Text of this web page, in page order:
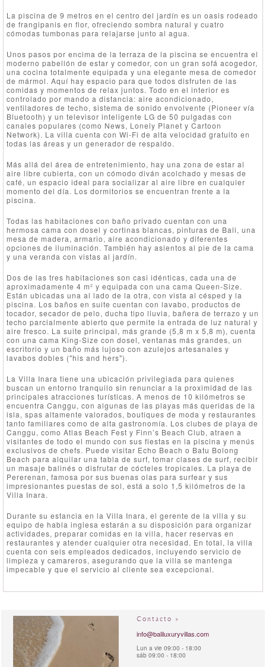
La piscina de 9 metros en el centro del jardín es un oasis rodeado
de frangipanis en flor, ofreciendo sombra natural y cuatro
cómodas tumbonas para relajarse junto al agua.
Unos pasos por encima de la terraza de la piscina se encuentra el
moderno pabellón de estar y comedor, con un gran sofá acogedor,
una cocina totalmente equipada y una elegante mesa de comedor
de mármol. Aquí hay espacio para que todos disfruten de las
comidas y momentos de relax juntos. Todo en el interior es
controlado por mando a distancia: aire acondicionado,
ventiladores de techo, sistema de sonido envolvente (Pioneer vía
Bluetooth) y un televisor inteligente LG de 50 pulgadas con
canales populares (como News, Lonely Planet y Cartoon
Network). La villa cuenta con Wi-Fi de alta velocidad gratuito en
todas las áreas y un generador de respaldo.
Más allá del área de entretenimiento, hay una zona de estar al
aire libre cubierta, con un cómodo diván acolchado y mesas de
café, un espacio ideal para socializar al aire libre en cualquier
momento del día. Los dormitorios se encuentran frente a la
piscina.
Todas las habitaciones con baño privado cuentan con una
hermosa cama con dosel y cortinas blancas, pinturas de Bali, una
mesa de madera, armario, aire acondicionado y diferentes
opciones de iluminación. También hay asientos al pie de la cama
y una veranda con vistas al jardín.
Dos de las tres habitaciones son casi idénticas, cada una de
aproximadamente 4 m² y equipada con una cama Queen-Size.
Están ubicadas una al lado de la otra, con vista al césped y la
piscina. Los baños en suite cuentan con lavabo, productos de
tocador, secador de pelo, ducha tipo lluvia, bañera de terrazo y un
techo parcialmente abierto que permite la entrada de luz natural y
aire fresco. La suite principal, más grande (5,8 m x 5,8 m), cuenta
con una cama King-Size con dosel, ventanas más grandes, un
escritorio y un baño más lujoso con azulejos artesanales y
lavabos dobles ("his and hers").
La Villa Inara tiene una ubicación privilegiada para quienes
buscan un entorno tranquilo sin renunciar a la proximidad de las
principales atracciones turísticas. A menos de 10 kilómetros se
encuentra Canggu, con algunas de las playas más queridas de la
isla, spas altamente valorados, boutiques de moda y restaurantes
tanto familiares como de alta gastronomía. Los clubes de playa de
Canggu, como Atlas Beach Fest y Finn’s Beach Club, atraen a
visitantes de todo el mundo con sus fiestas en la piscina y menús
exclusivos de chefs. Puede visitar Echo Beach o Batu Bolong
Beach para alquilar una tabla de surf, tomar clases de surf, recibir
un masaje balinés o disfrutar de cócteles tropicales. La playa de
Pererenan, famosa por sus buenas olas para surfear y sus
impresionantes puestas de sol, está a solo 1,5 kilómetros de la
Villa Inara.
Durante su estancia en la Villa Inara, el gerente de la villa y su
equipo de habla inglesa estarán a su disposición para organizar
actividades, preparar comidas en la villa, hacer reservas en
restaurantes y atender cualquier otra necesidad. En total, la villa
cuenta con seis empleados dedicados, incluyendo servicio de
limpieza y camareros, asegurando que la villa se mantenga
impecable y que el servicio al cliente sea excepcional.
Contacto »
info@baliluxuryvillas.com
Lun a vie 09:00 - 18:00
sáb 09:00 - 18:00